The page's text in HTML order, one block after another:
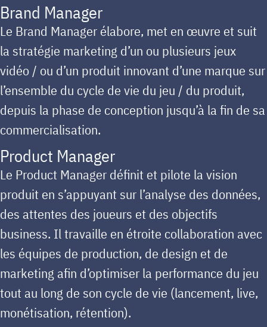
Brand Manager
Le Brand Manager élabore, met en œuvre et suit
la stratégie marketing d’un ou plusieurs jeux
vidéo / ou d’un produit innovant d’une marque sur
l’ensemble du cycle de vie du jeu / du produit,
depuis la phase de conception jusqu’à la fin de sa
commercialisation.
Product Manager
Le Product Manager définit et pilote la vision
produit en s’appuyant sur l’analyse des données,
des attentes des joueurs et des objectifs
business. Il travaille en étroite collaboration avec
les équipes de production, de design et de
marketing afin d’optimiser la performance du jeu
tout au long de son cycle de vie (lancement, live,
monétisation, rétention).